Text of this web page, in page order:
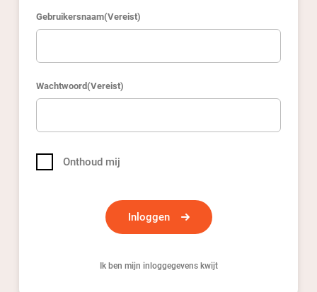
Gebruikersnaam(Vereist)
Wachtwoord(Vereist)
Onthoud mij
Ik ben mijn inloggegevens kwijt